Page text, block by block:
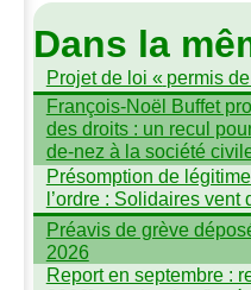
Dans la
Projet de loi « permis
François-Noël Buffet
des droits : un recul
de-nez à la société
Présomption de
l’ordre : Solidaires vent
Préavis de grève
2026
Report en septembre :